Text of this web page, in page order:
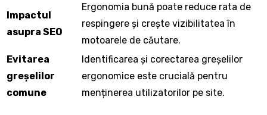
Impactul
asupra SEO
Ergonomia bună poate reduce rata de
respingere și crește vizibilitatea în
motoarele de căutare.
Evitarea
greșelilor
comune
Identificarea și corectarea greșelilor
ergonomice este crucială pentru
menținerea utilizatorilor pe site.